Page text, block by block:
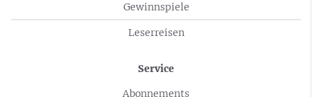
Gewinnspiele
Leserreisen
Service
Abonnements